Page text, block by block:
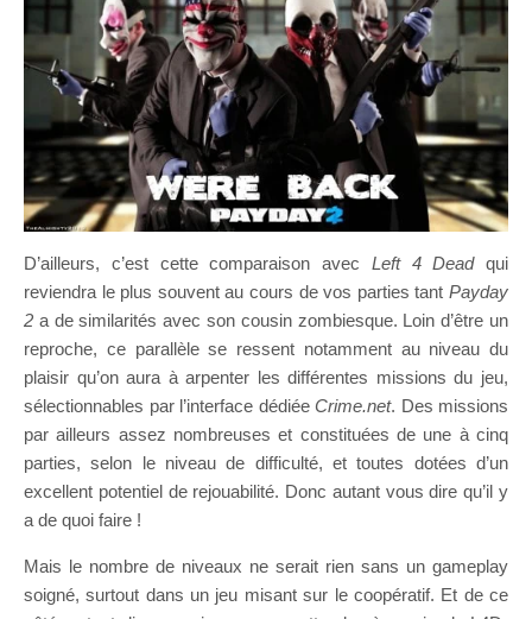
D’ailleurs, c’est cette comparaison avec Left 4 Dead qui
reviendra le plus souvent au cours de vos parties tant Payday
2 a de similarités avec son cousin zombiesque. Loin d’être un
reproche, ce parallèle se ressent notamment au niveau du
plaisir qu’on aura à arpenter les différentes missions du jeu,
sélectionnables par l’interface dédiée Crime.net. Des missions
par ailleurs assez nombreuses et constituées de une à cinq
parties, selon le niveau de difficulté, et toutes dotées d’un
excellent potentiel de rejouabilité. Donc autant vous dire qu’il y
a de quoi faire !
Mais le nombre de niveaux ne serait rien sans un gameplay
soigné, surtout dans un jeu misant sur le coopératif. Et de ce